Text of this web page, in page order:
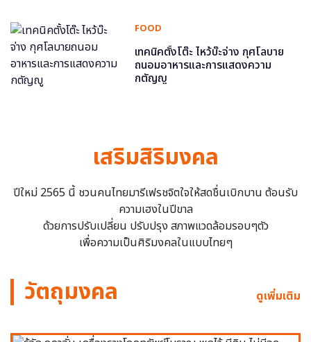
FOOD
เทคนิคตั้งโต๊ะ ไหว้บ๊ะจ่าง กุศโลบาย
ถนอมอาหารและการแสดงความ
กตัญญู
เสริมสิริมงคล
ปีใหม่ 2565 นี้ ชวนคนไทยมารีเฟรชจิตใจให้สดชื่นเบิกบาน ต้อนรับ
ความเฮงในปีขาล
ด้วยการปรับเปลี่ยน ปรับปรุง สภาพแวดล้อมรอบๆตัว
เพื่อความเป็นศิริมงคลในแบบไทยๆ
วัตถุมงคล ดูเพิ่มเติม